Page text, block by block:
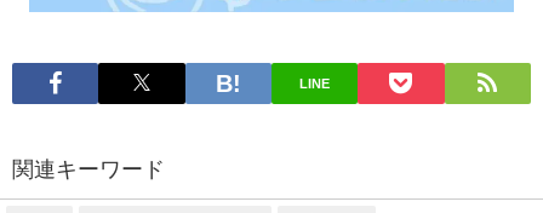
LINE
関連キーワード